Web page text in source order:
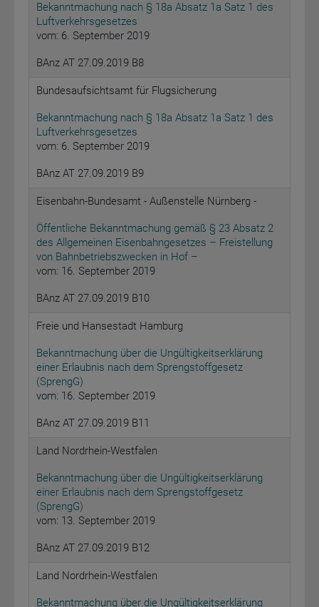
Bekanntmachung nach § 18a Absatz 1a Satz 1 des
Luftverkehrsgesetzes
vom: 6. September 2019
BAnz AT 27.09.2019 B8
Bundesaufsichtsamt für Flugsicherung
Bekanntmachung nach § 18a Absatz 1a Satz 1 des
Luftverkehrsgesetzes
vom: 6. September 2019
BAnz AT 27.09.2019 B9
Eisenbahn-Bundesamt - Außenstelle Nürnberg -
Öffentliche Bekanntmachung gemäß § 23 Absatz 2
des Allgemeinen Eisenbahngesetzes – Freistellung
von Bahnbetriebszwecken in Hof –
vom: 16. September 2019
BAnz AT 27.09.2019 B10
Freie und Hansestadt Hamburg
Bekanntmachung über die Ungültigkeitserklärung
einer Erlaubnis nach dem Sprengstoffgesetz
(SprengG)
vom: 16. September 2019
BAnz AT 27.09.2019 B11
Land Nordrhein-Westfalen
Bekanntmachung über die Ungültigkeitserklärung
einer Erlaubnis nach dem Sprengstoffgesetz
(SprengG)
vom: 13. September 2019
BAnz AT 27.09.2019 B12
Land Nordrhein-Westfalen
Bekanntmachung über die Ungültigkeitserklärung